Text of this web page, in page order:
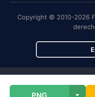
Copyright © 2010-2026